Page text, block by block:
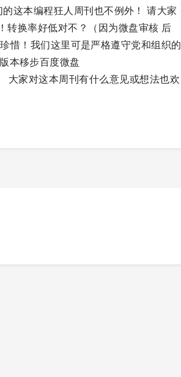
这本编程狂人周刊也不例外！ 请大家
转换率好低对不？（因为微盘审核 后
惜！我们这里可是严格遵守党和组织的
本移步百度微盘
大家对这本周刊有什么意见或想法也欢